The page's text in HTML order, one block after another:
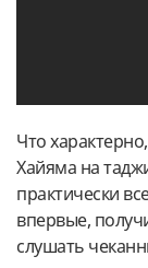
Что
Хайяма на
практически
впервые,
слушать